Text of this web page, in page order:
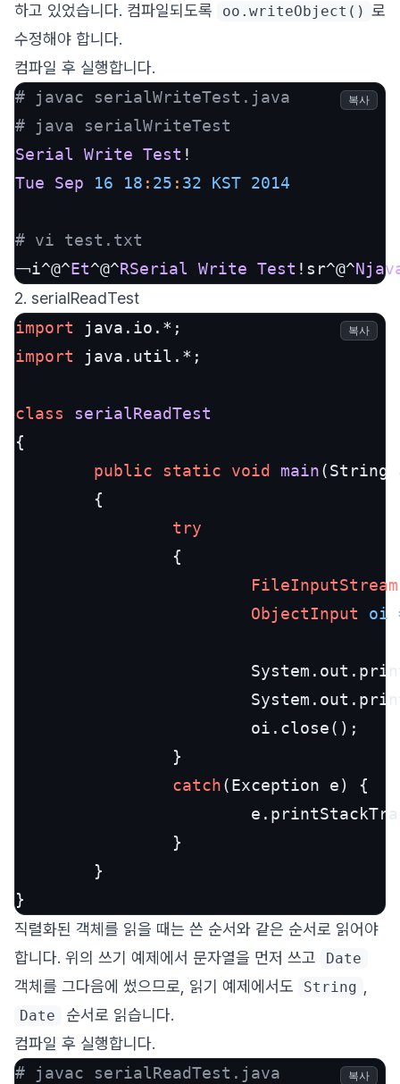
하고 있었습니다. 컴파일되도록
oo.writeObject() 로
수정해야 합니다.
컴파일 후 실행합니다.
# javac serialWriteTest.java
# java serialWriteTest
Serial
Write Test
Tue
Sep 16 18 : 25 : 32 KST 2014
# vi test.txt
￢i^@^Et^@^RSerial Write Test !sr^@^
복사
2. serialReadTest
import
import java.util.*;
class
serialReadTest
{
public
static void main(String
        {
try
                {
FileInputStream
ObjectInput
oi
                        oi.close();
                }
catch(Exception e) {
                }
        }
}
복사
직렬화된 객체를 읽을 때는 쓴 순서와 같은 순서로 읽어야
합니다. 위의 쓰기 예제에서 문자열을 먼저 쓰고
Date
객체를 그다음에 썼으므로, 읽기 예제에서도 String
Date
순서로 읽습니다.
컴파일 후 실행합니다.
# javac serialReadTest.java
복사